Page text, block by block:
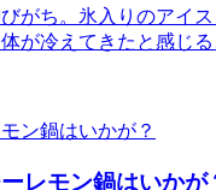
がち。氷入りのア
が冷えてきたと感じ
レモン鍋はいかが